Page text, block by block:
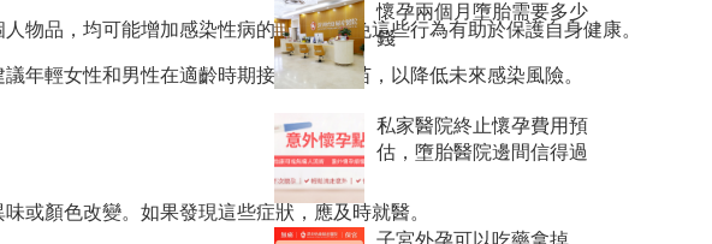
物品，均可能增加感染性病的風險。避免這些行為有助於保護自身健康。
年輕女性和男性在適齡時期接種HPV疫苗，以降低未來感染風險。
或顏色改變。如果發現這些症狀，應及時就醫。
懷孕兩個月墮胎需要多少
錢
私家醫院終止懷孕費用預
估，墮胎醫院邊間信得過
子宮外孕可以吃藥拿掉